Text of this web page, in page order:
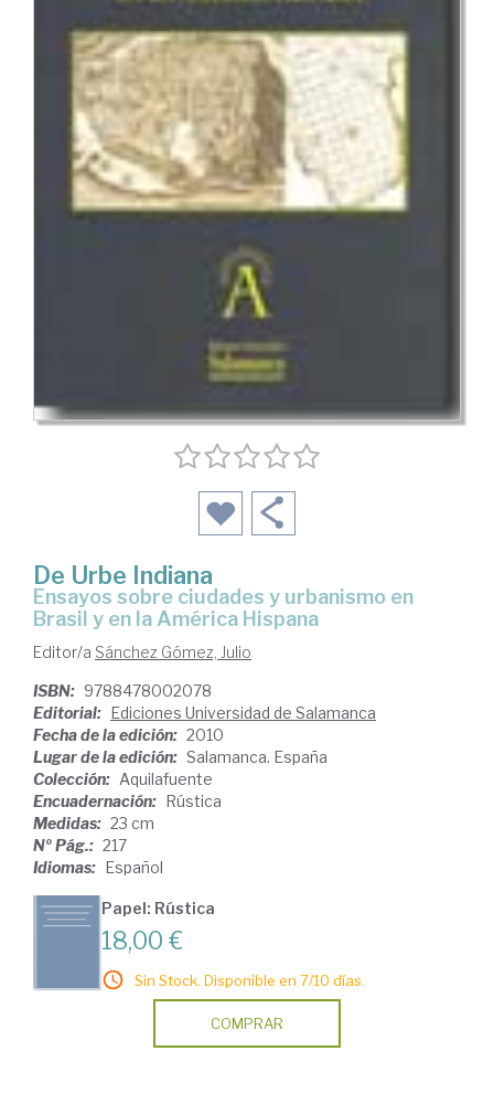
De Urbe Indiana
ensayos sobre ciudades y urbanismo en
Brasil y en la América Hispana
Editor/a Sánchez Gómez, Julio
ISBN: 9788478002078
Editorial: Ediciones Universidad de Salamanca
Fecha de la edición: 2010
Lugar de la edición: Salamanca. España
Colección: Aquilafuente
Encuadernación: Rústica
Medidas: 23 cm
Nº Pág.: 217
Idiomas: Español
Papel: Rústica
18,00 €
Sin Stock. Disponible en 7/10 días.
COMPRAR